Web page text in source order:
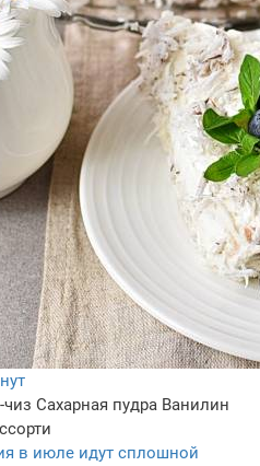
Сахарная пудра Ванилин
в июле идут сплошной